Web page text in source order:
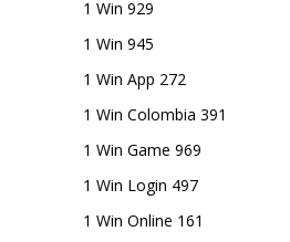
1 Win 929
1 Win 945
1 Win App 272
1 Win Colombia 391
1 Win Game 969
1 Win Login 497
1 Win Online 161